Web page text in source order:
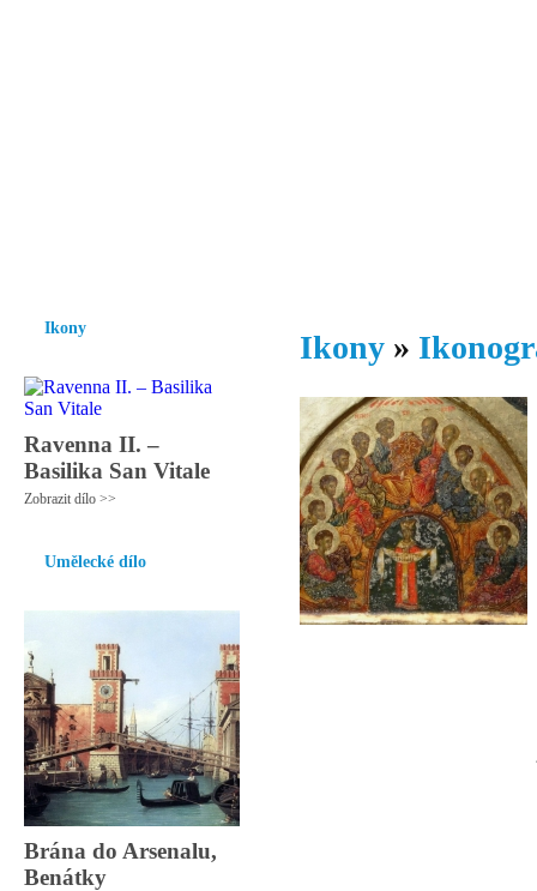
Ikony
Ravenna II. –
Basilika San Vitale
Zobrazit dílo >>
Umělecké dílo
Brána do Arsenalu,
Benátky
Ikony »